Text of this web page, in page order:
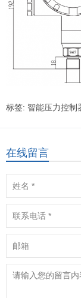
标签: 智能压力控制
在线留言